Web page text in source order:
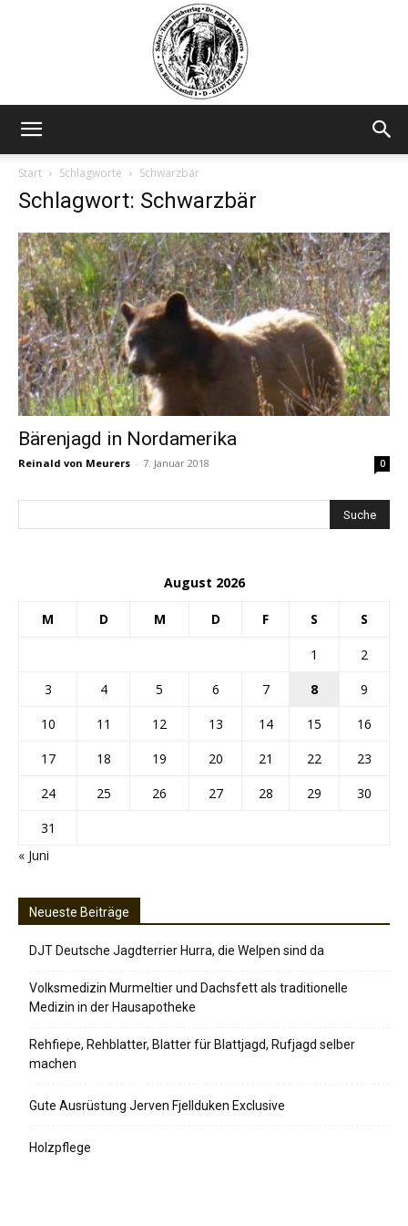
Start
Schlagworte Schwarzbär
Schlagwort: Schwarzbär
Bärenjagd in Nordamerika
Reinald von Meurers - 7. Januar 2018 0
August 2026
M D M D F S S
1
2
3
4 5 6 7 8
9
10
11 12 13 14 15
16
17
18 19 20 21 22
23
24
25 26 27 28 29
30
31
« Juni
Neueste Beiträge
DJT Deutsche Jagdterrier Hurra, die Welpen sind da
Volksmedizin Murmeltier und Dachsfett als traditionelle
Medizin in der Hausapotheke
Rehfiepe, Rehblatter, Blatter für Blattjagd, Rufjagd selber
machen
Gute Ausrüstung Jerven Fjellduken Exclusive
Holzpflege